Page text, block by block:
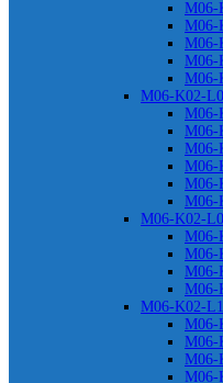
M06-
M06-
M06-
M06-
M06-
M06-K02-
M06-
M06-
M06-
M06-
M06-
M06-
M06-K02-
M06-
M06-
M06-
M06-
M06-K02-
M06-
M06-
M06-
M06-